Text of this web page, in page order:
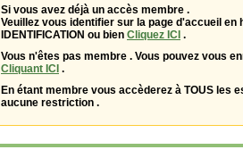
Si vous avez déjà un accès membre .
Veuillez vous identifier sur la page d'accueil en
IDENTIFICATION ou bien Cliquez ICI .
Vous n'êtes pas membre . Vous pouvez vous
Cliquant ICI .
En étant membre vous accèderez à TOUS les
aucune restriction .